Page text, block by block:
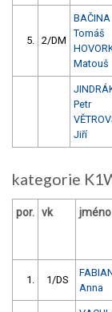
5. 2/DM
BAČINA
Tomáš
Matouš
Petr
Jiří
kategorie
por. vk jméno
1. 1/DS
Anna